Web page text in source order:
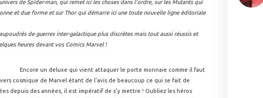
de Spider-man, qui remet ici les choses dans l'ordre, sur les Mutants qui
et due forme et sur Thor qui démarre ici une toute nouvelle ligne éditoriale
de guerres inter-galactique plus discrètes mais tout aussi réussis et
heures devant vos Comics Marvel !
Encore un deluxe qui vient attaquer le porte monnaie comme il faut
cosmique de Marvel étant de l'avis de beaucoup ce qui se fait de
depuis des années, il est impératif de s'y mettre ! Oubliez les héros